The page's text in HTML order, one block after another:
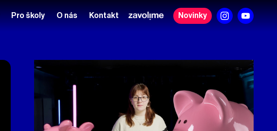
Pro školy O nás Kontakt Novinky